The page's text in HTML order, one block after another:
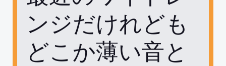
ンジだけれども
どこか薄い音と